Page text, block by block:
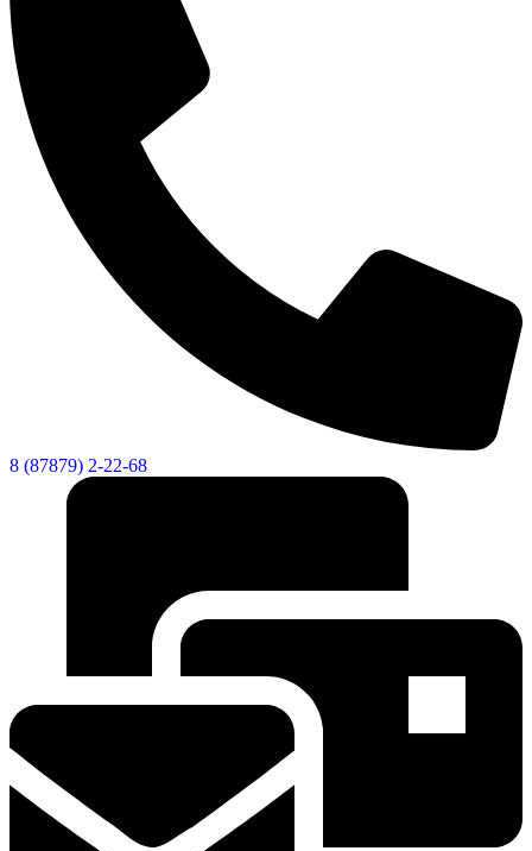
8 (87879) 2-22-68